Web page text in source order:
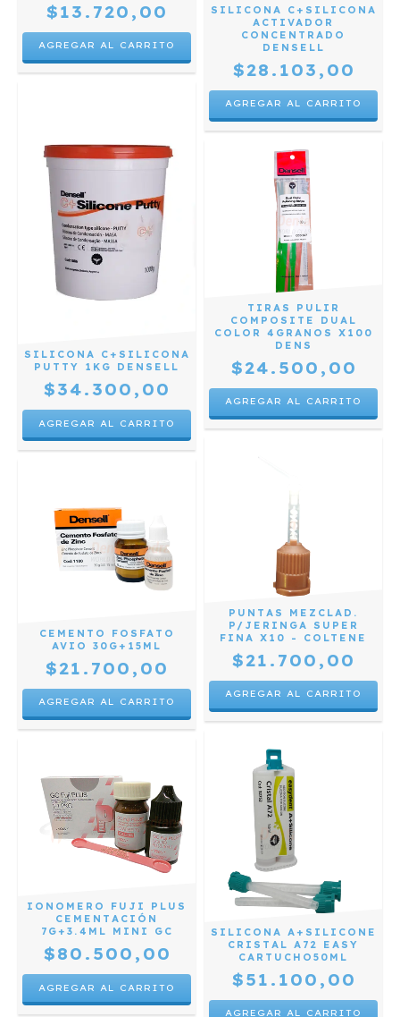
$13.720,00
SILICONA C+SILICONA
ACTIVADOR
CONCENTRADO
DENSELL
$28.103,00
SILICONA C+SILICONA
PUTTY 1KG DENSELL
$34.300,00
TIRAS PULIR
COMPOSITE DUAL
COLOR 4GRANOS X100
DENS
$24.500,00
CEMENTO FOSFATO
AVIO 30G+15ML
$21.700,00
PUNTAS MEZCLAD.
P/JERINGA SUPER
FINA X10 - COLTENE
$21.700,00
IONOMERO FUJI PLUS
CEMENTACIÓN
7G+3.4ML MINI GC
$80.500,00
SILICONA A+SILICONE
CRISTAL A72 EASY
CARTUCHO50ML
$51.100,00